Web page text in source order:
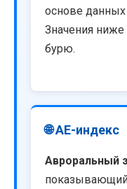
основе данных
Значения
бурю.
🌐 AE-индекс
Авроральный
показывающий